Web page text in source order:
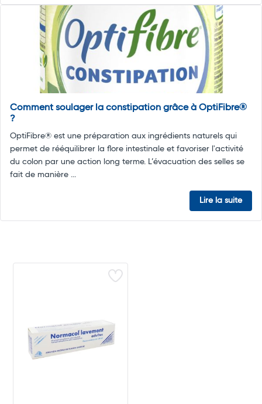
Comment soulager la constipation grâce à OptiFibre®
?
OptiFibre® est une préparation aux ingrédients naturels qui
permet de rééquilibrer la flore intestinale et favoriser l'activité
du colon par une action long terme. L’évacuation des selles se
fait de manière ...
Lire la suite